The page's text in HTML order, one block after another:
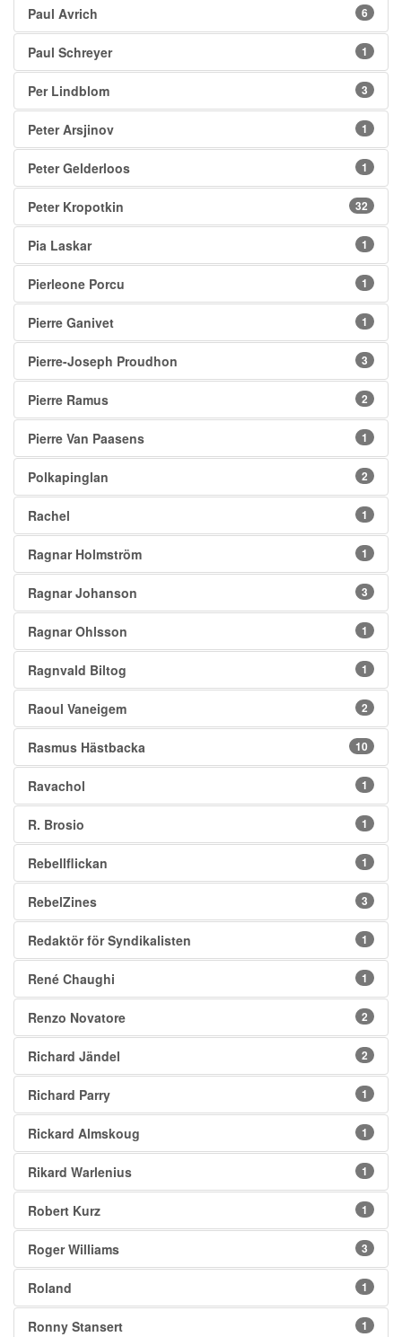
Paul Avrich 6
Paul Schreyer 1
Per Lindblom 3
Peter Arsjinov 1
Peter Gelderloos 1
Peter Kropotkin 32
Pia Laskar 1
Pierleone Porcu 1
Pierre Ganivet 1
Pierre-Joseph Proudhon 3
Pierre Ramus 2
Pierre Van Paasens 1
Polkapinglan 2
Rachel 1
Ragnar Holmström 1
Ragnar Johanson 3
Ragnar Ohlsson 1
Ragnvald Biltog 1
Raoul Vaneigem 2
Rasmus Hästbacka 10
Ravachol 1
R. Brosio 1
Rebellflickan 1
RebelZines 3
Redaktör för Syndikalisten 1
René Chaughi 1
Renzo Novatore 2
Richard Jändel 2
Richard Parry 1
Rickard Almskoug 1
Rikard Warlenius 1
Robert Kurz 1
Roger Williams 3
Roland 1
Ronny Stansert 1